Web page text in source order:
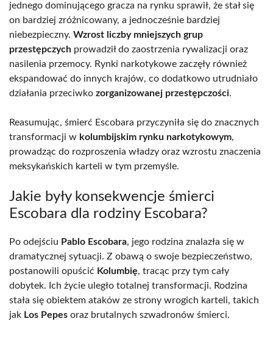
jednego dominującego gracza na rynku sprawił, że stał się
on bardziej zróżnicowany, a jednocześnie bardziej
niebezpieczny. Wzrost liczby mniejszych grup
przestępczych prowadził do zaostrzenia rywalizacji oraz
nasilenia przemocy. Rynki narkotykowe zaczęły również
ekspandować do innych krajów, co dodatkowo utrudniało
działania przeciwko zorganizowanej przestępczości.
Reasumując, śmierć Escobara przyczyniła się do znacznych
transformacji w kolumbijskim rynku narkotykowym,
prowadząc do rozproszenia władzy oraz wzrostu znaczenia
meksykańskich karteli w tym przemyśle.
Jakie były konsekwencje śmierci
Escobara dla rodziny Escobara?
Po odejściu Pablo Escobara, jego rodzina znalazła się w
dramatycznej sytuacji. Z obawą o swoje bezpieczeństwo,
postanowili opuścić Kolumbię, tracąc przy tym cały
dobytek. Ich życie uległo totalnej transformacji. Rodzina
stała się obiektem ataków ze strony wrogich karteli, takich
jak Los Pepes oraz brutalnych szwadronów śmierci.